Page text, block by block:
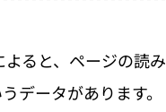
ると、ページの読み
データがあります。